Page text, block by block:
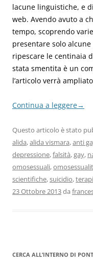
lacune linguistiche, e
web. Avendo avuto a
tempo, scoprendo
presentare solo
ripescare le centinaia
stata smentita è un
l’articolo verrà
Continua a leggere→
Questo articolo è stato
alida,alida vismara,anti
depressione,falsità,gay,
omosessuali,
scientifiche,suicidio,
23 Ottobre 2013da
CERCA ALL’INTERNO DI